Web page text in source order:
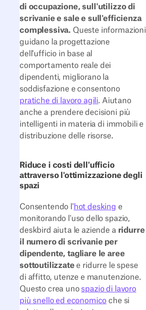
di occupazione, sull'utilizzo di
scrivanie e sale e sull'efficienza
complessiva. Queste informazioni
guidano la progettazione
dell'ufficio in base al
comportamento reale dei
dipendenti, migliorano la
soddisfazione e consentono
pratiche di lavoro agili. Aiutano
anche a prendere decisioni più
intelligenti in materia di immobili e
distribuzione delle risorse.
Riduce i costi dell'ufficio
attraverso l'ottimizzazione degli
spazi
Consentendo l'hot desking e
monitorando l'uso dello spazio,
deskbird aiuta le aziende a ridurre
il numero di scrivanie per
dipendente, tagliare le aree
sottoutilizzate e ridurre le spese
di affitto, utenze e manutenzione.
Questo crea uno spazio di lavoro
più snello ed economico che si